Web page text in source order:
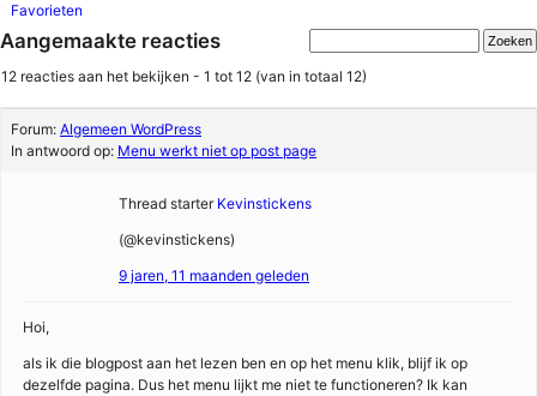
Favorieten
Aangemaakte reacties
12 reacties aan het bekijken - 1 tot 12 (van in totaal 12)
Forum: Algemeen WordPress
In antwoord op: Menu werkt niet op post page
Thread starter Kevinstickens
(@kevinstickens)
9 jaren, 11 maanden geleden
Hoi,
als ik die blogpost aan het lezen ben en op het menu klik, blijf ik op
dezelfde pagina. Dus het menu lijkt me niet te functioneren? Ik kan